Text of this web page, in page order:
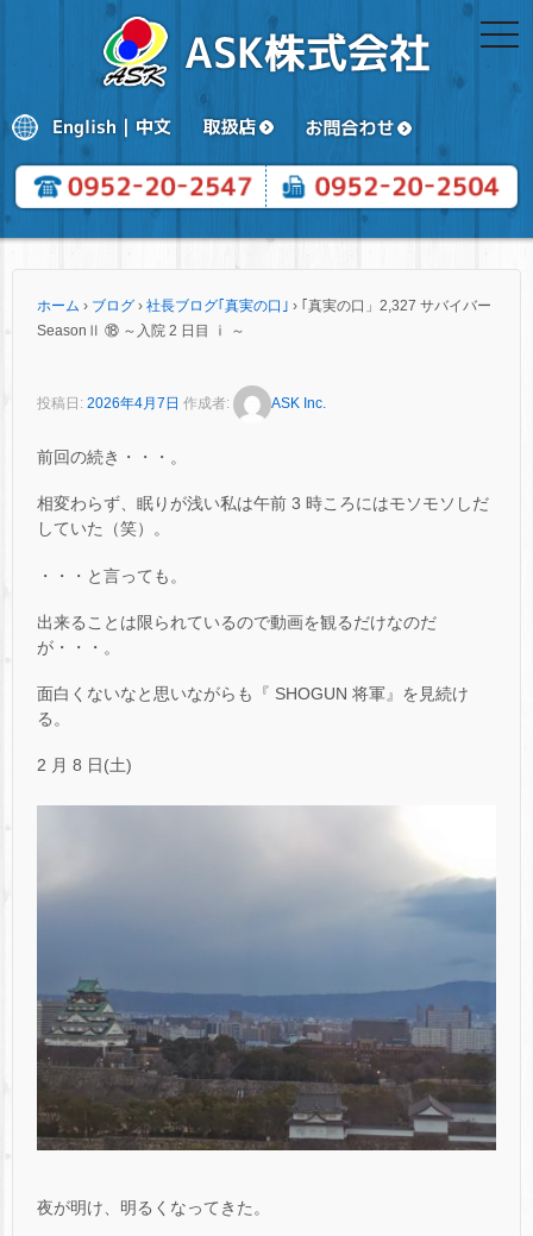
ホーム › ブログ › 社長ブログ｢真実の口｣ › ｢真実の口」2,327 サバイバー
SeasonⅡ ⑱ ～入院 2 日目 ⅰ ～
投稿日: 2026年4月7日 作成者: ASK Inc.
前回の続き・・・。
相変わらず、眠りが浅い私は午前 3 時ころにはモソモソしだ
していた（笑）。
・・・と言っても。
出来ることは限られているので動画を観るだけなのだ
が・・・。
面白くないなと思いながらも『 SHOGUN 将軍』を見続け
る。
2 月 8 日(土)
夜が明け、明るくなってきた。